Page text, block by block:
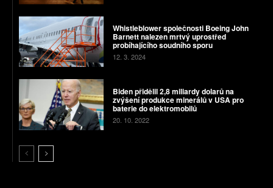
Whistleblower společnosti Boeing John
Barnett nalezen mrtvý uprostřed
probíhajícího soudního sporu
12. 3. 2024
Biden přidělil 2,8 miliardy dolarů na
zvýšení produkce minerálů v USA pro
baterie do elektromobilů
20. 10. 2022